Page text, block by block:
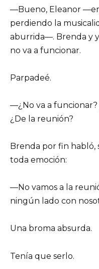
—Bueno, Eleanor
perdiendo la
aburrida—. Brenda y
no va a funcionar.
Parpadeé.
—¿No va a
¿De la reunión?
Brenda por fin habló,
toda emoción:
—No vamos a la
ningún lado con
Una broma absurda.
Tenía que serlo.